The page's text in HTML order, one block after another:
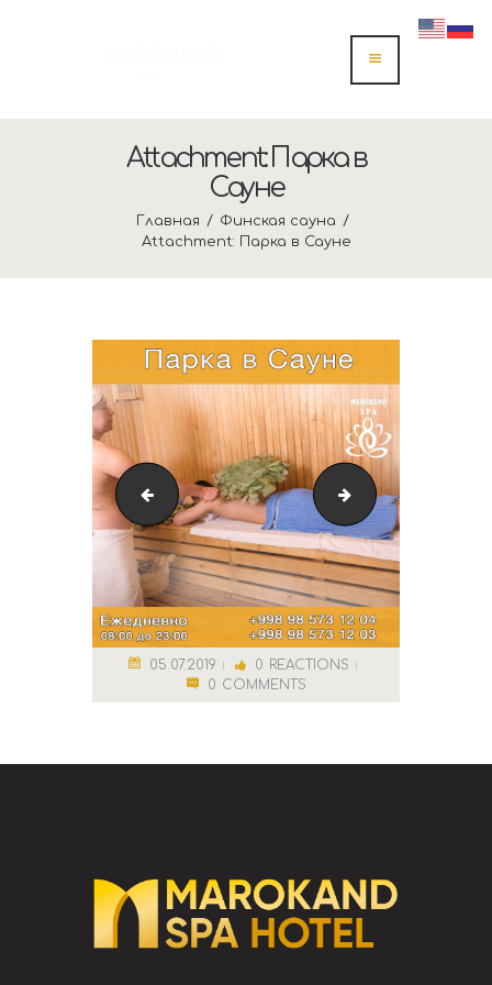
Attachment: Парка в
Сауне
Главная
Финская сауна
Attachment: Парка в Сауне
Парка333 Финская парная2
05.07.2019 0 REACTIONS
0 COMMENTS